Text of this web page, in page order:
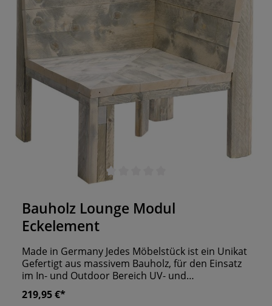
Durchschnittliche Bewertung von 0 von 5 Sternen
Bauholz Lounge Modul
Eckelement
Made in Germany Jedes Möbelstück ist ein Unikat
Gefertigt aus massivem Bauholz, für den Einsatz
im In- und Outdoor Bereich UV- und
Wetterbeständig
219,95 €*